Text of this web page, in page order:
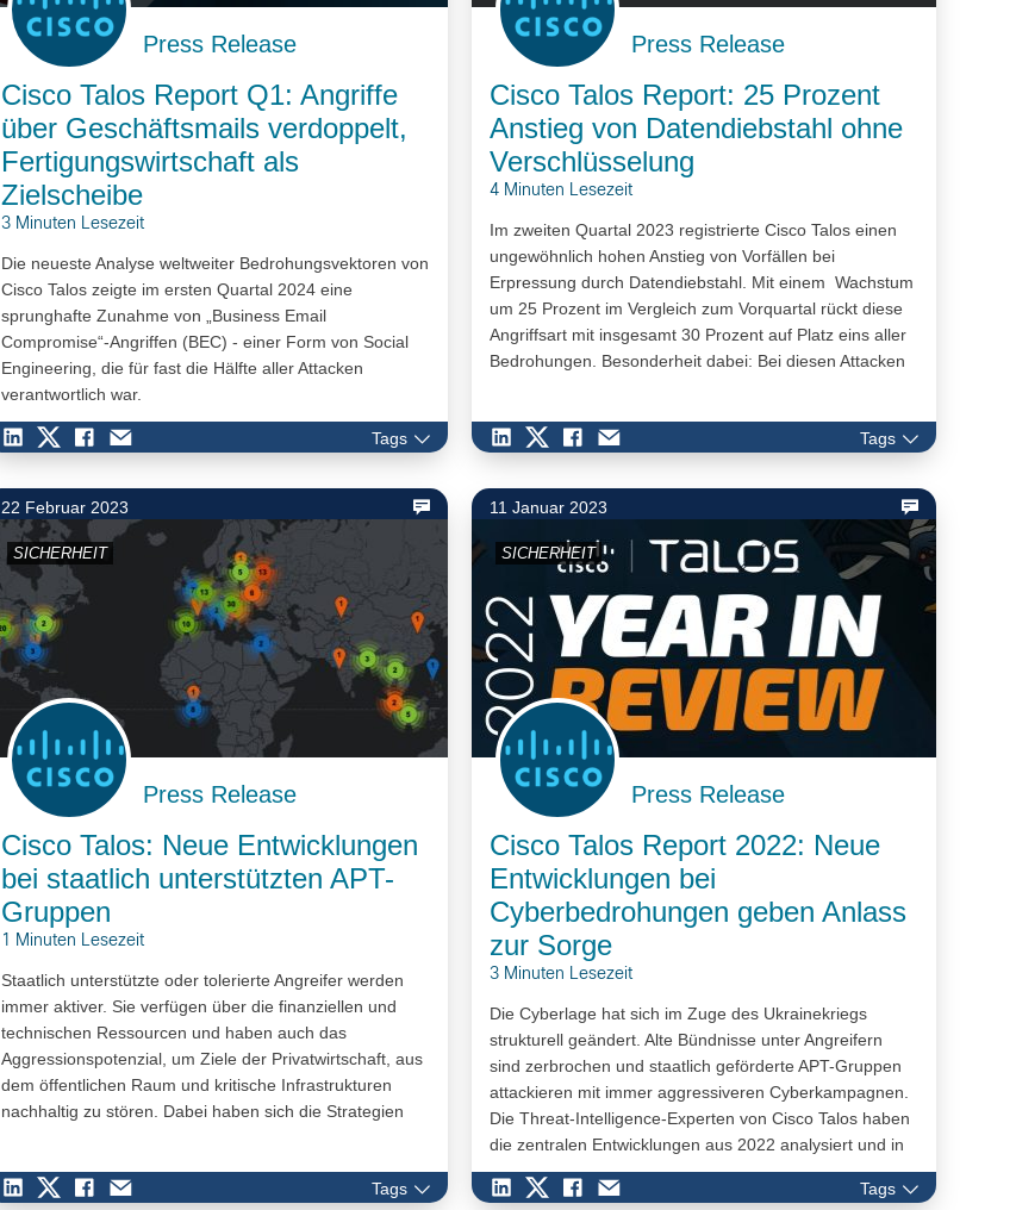
Press Release
Cisco Talos Report Q1: Angriffe
über Geschäftsmails verdoppelt,
Fertigungswirtschaft als
Zielscheibe
3 Minuten Lesezeit
Die neueste Analyse weltweiter Bedrohungsvektoren von
Cisco Talos zeigte im ersten Quartal 2024 eine
sprunghafte Zunahme von „Business Email
Compromise“-Angriffen (BEC) - einer Form von Social
Engineering, die für fast die Hälfte aller Attacken
verantwortlich war.
Tags
Press Release
Cisco Talos Report: 25 Prozent
Anstieg von Datendiebstahl ohne
Verschlüsselung
4 Minuten Lesezeit
Im zweiten Quartal 2023 registrierte Cisco Talos einen
ungewöhnlich hohen Anstieg von Vorfällen bei
Erpressung durch Datendiebstahl. Mit einem Wachstum
um 25 Prozent im Vergleich zum Vorquartal rückt diese
Angriffsart mit insgesamt 30 Prozent auf Platz eins aller
Bedrohungen. Besonderheit dabei: Bei diesen Attacken
registrierten Angriffen von 10 auf 17 Prozent gestiegen
Tags
22 Februar 2023
SICHERHEIT
Press Release
Cisco Talos: Neue Entwicklungen
bei staatlich unterstützten APT-
Gruppen
1 Minuten Lesezeit
Staatlich unterstützte oder tolerierte Angreifer werden
immer aktiver. Sie verfügen über die finanziellen und
technischen Ressourcen und haben auch das
Aggressionspotenzial, um Ziele der Privatwirtschaft, aus
dem öffentlichen Raum und kritische Infrastrukturen
nachhaltig zu stören. Dabei haben sich die Strategien
noch eines ihrer Betätigungsfelder. In den letzten Tags
11 Januar 2023
SICHERHEIT
Press Release
Cisco Talos Report 2022: Neue
Entwicklungen bei
Cyberbedrohungen geben Anlass
zur Sorge
3 Minuten Lesezeit
Die Cyberlage hat sich im Zuge des Ukrainekriegs
strukturell geändert. Alte Bündnisse unter Angreifern
sind zerbrochen und staatlich geförderte APT-Gruppen
attackieren mit immer aggressiveren Cyberkampagnen.
Die Threat-Intelligence-Experten von Cisco Talos haben
die zentralen Entwicklungen aus 2022 analysiert und in
einem Jahresrückblick zusammengefasst. Der Report
„2022 Year In Review“ wirft einen umfassenden Blick auf
Tags